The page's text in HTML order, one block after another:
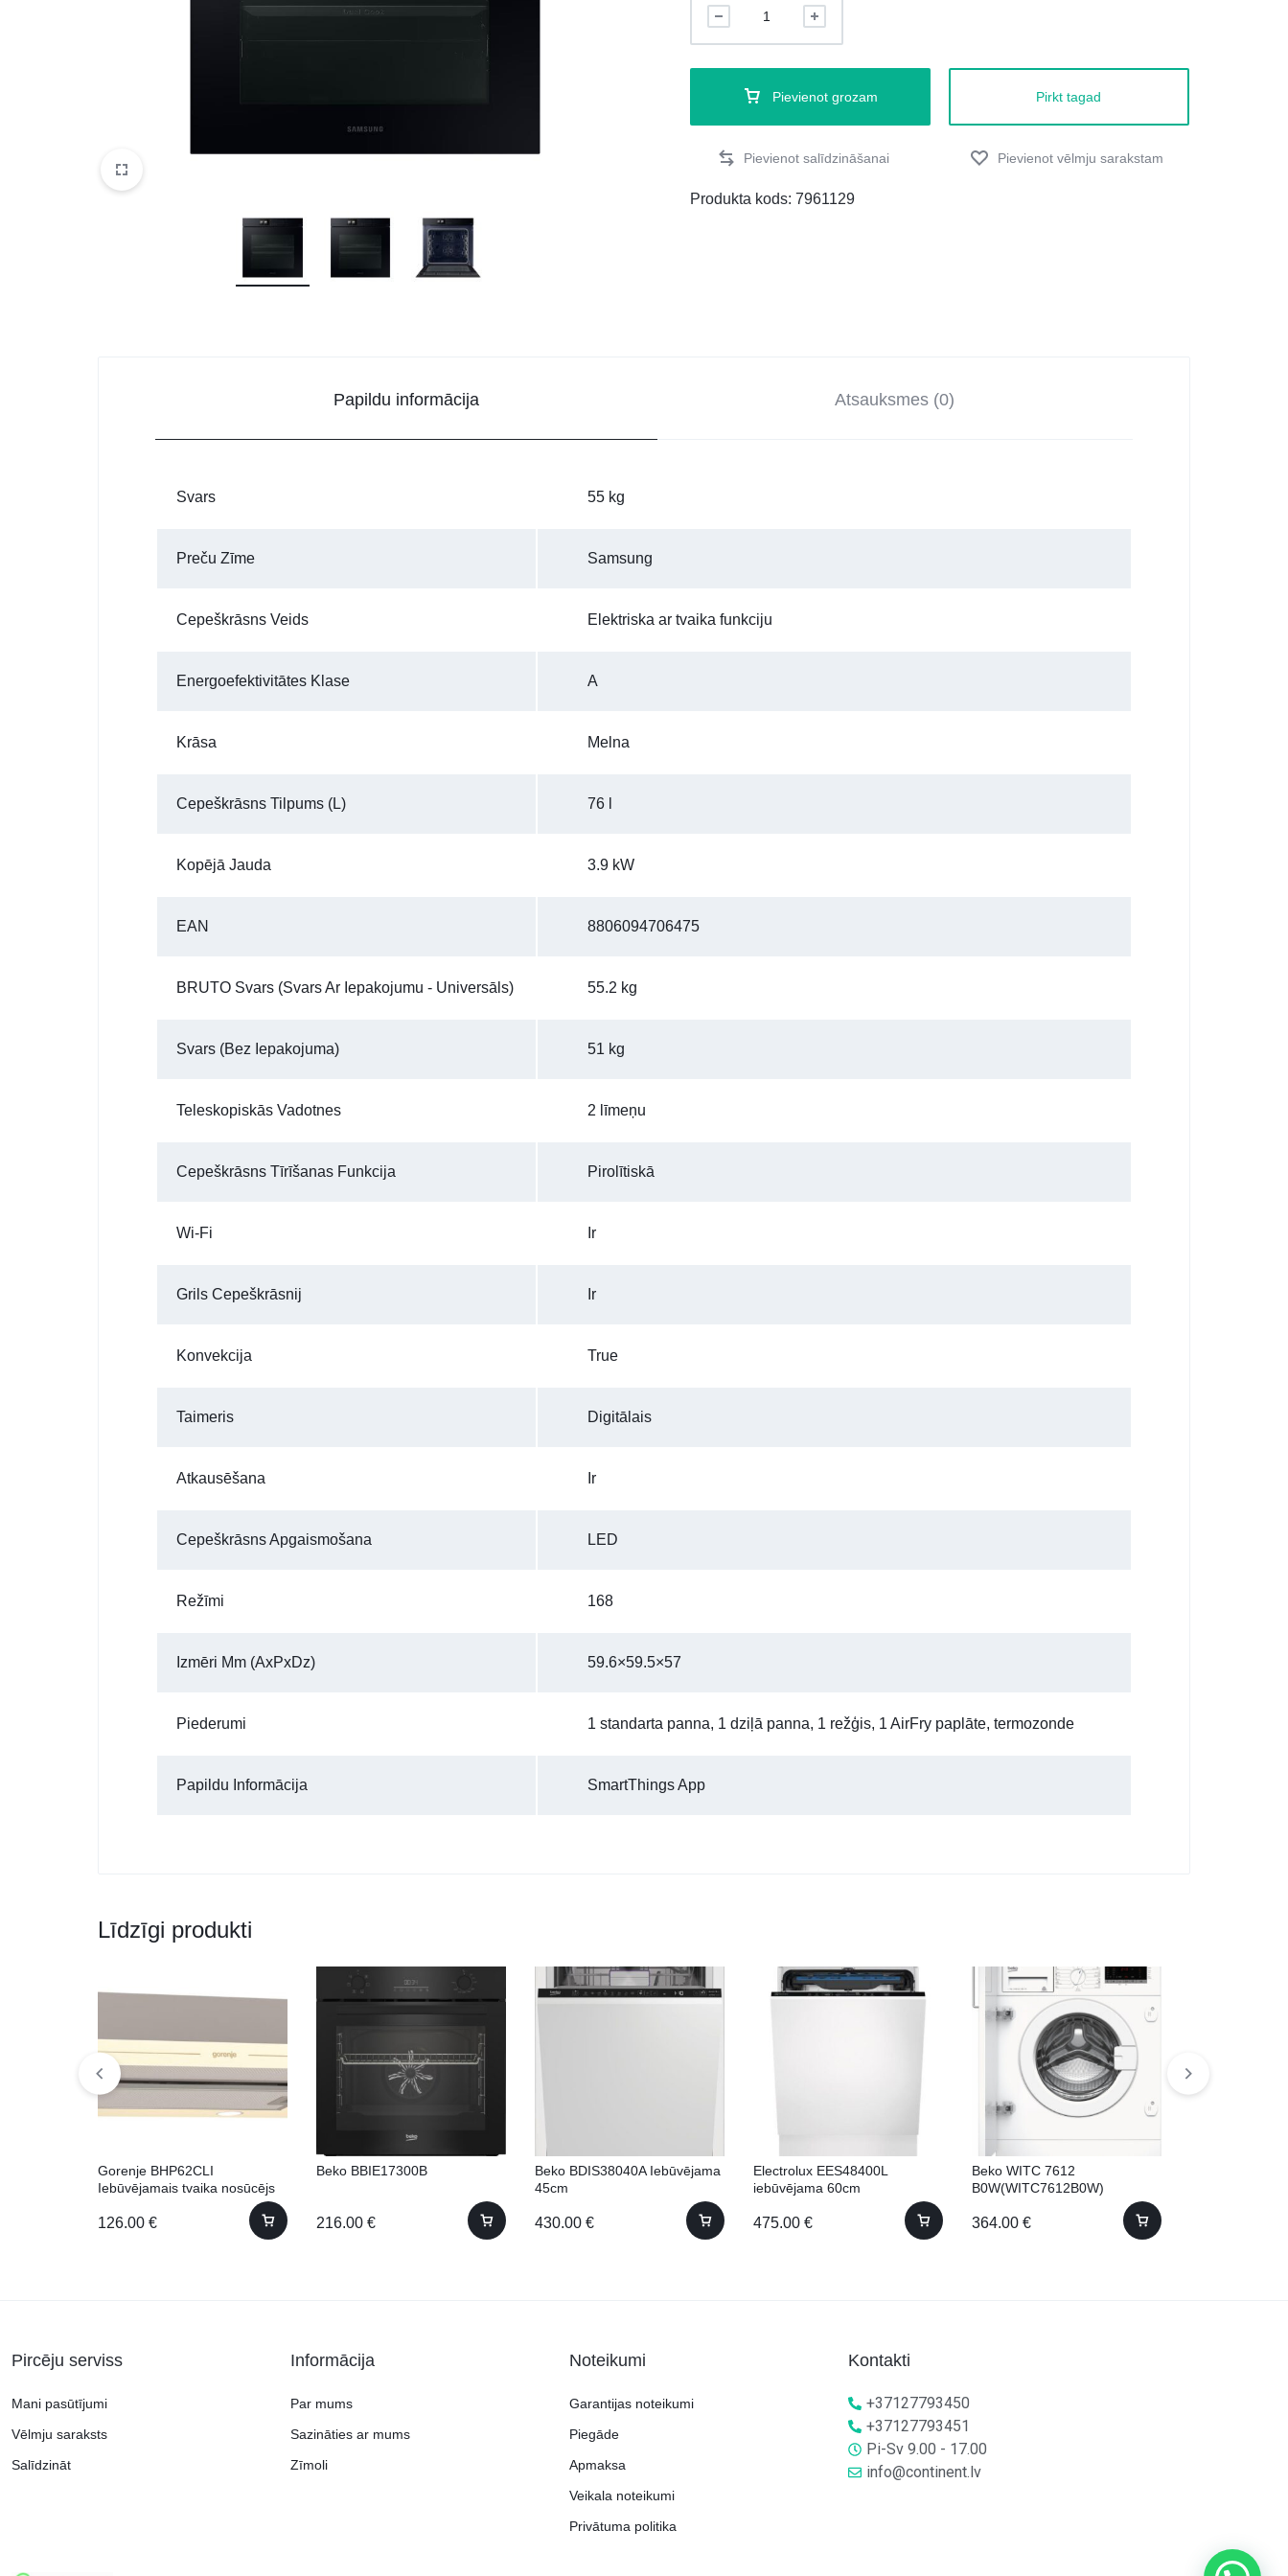
MĀJĀM UN DĀRZAM
Pievienot grozam Pirkt tagad
Produkta kods:7961129
Papildu informācija Atsauksmes (0)
Svars 55 kg
Preču Zīme Samsung
Cepeškrāsns Veids Elektriska ar tvaika funkciju
Energoefektivitātes Klase A
Krāsa Melna
Cepeškrāsns Tilpums (l) 76 l
Kopējā Jauda 3.9 kW
EAN 8806094706475
BRUTO Svars (Svars Ar Iepakojumu - Universāls) 55.2 kg
Svars (bez Iepakojuma) 51 kg
Teleskopiskās Vadotnes 2 līmeņu
Cepeškrāsns Tīrīšanas Funkcija Pirolītiskā
Wi-Fi Ir
Grils Cepeškrāsnij Ir
Konvekcija True
Taimeris Digitālais
Atkausēšana Ir
Cepeškrāsns Apgaismošana LED
Režīmi 168
Izmēri Mm (AxPxDz) 59.6×59.5×57
Piederumi 1 standarta panna, 1 dziļā panna, 1 režģis, 1 AirFry paplāte, termozonde
Papildu Informācija SmartThings App
Līdzīgi produkti
Gorenje BHP62CLI
Iebūvējamais tvaika nosūcējs
126.00 €
Beko BBIE17300B
216.00 €
Beko BDIS38040A Iebūvējama
45cm
430.00 €
Electrolux EES48400L
iebūvējama 60cm
475.00 €
Beko WITC 7612
B0W(WITC7612B0W)
364.00 €
Pircēju serviss
Mani pasūtījumi
Vēlmju saraksts
Salīdzināt
Informācija
Par mums
Sazināties ar mums
Zīmoli
Noteikumi
Garantijas noteikumi
Piegāde
Apmaksa
Veikala noteikumi
Privātuma politika
Kontakti
+37127793450
+37127793451
Pi-Sv 9.00 - 17.00
info@continent.lv